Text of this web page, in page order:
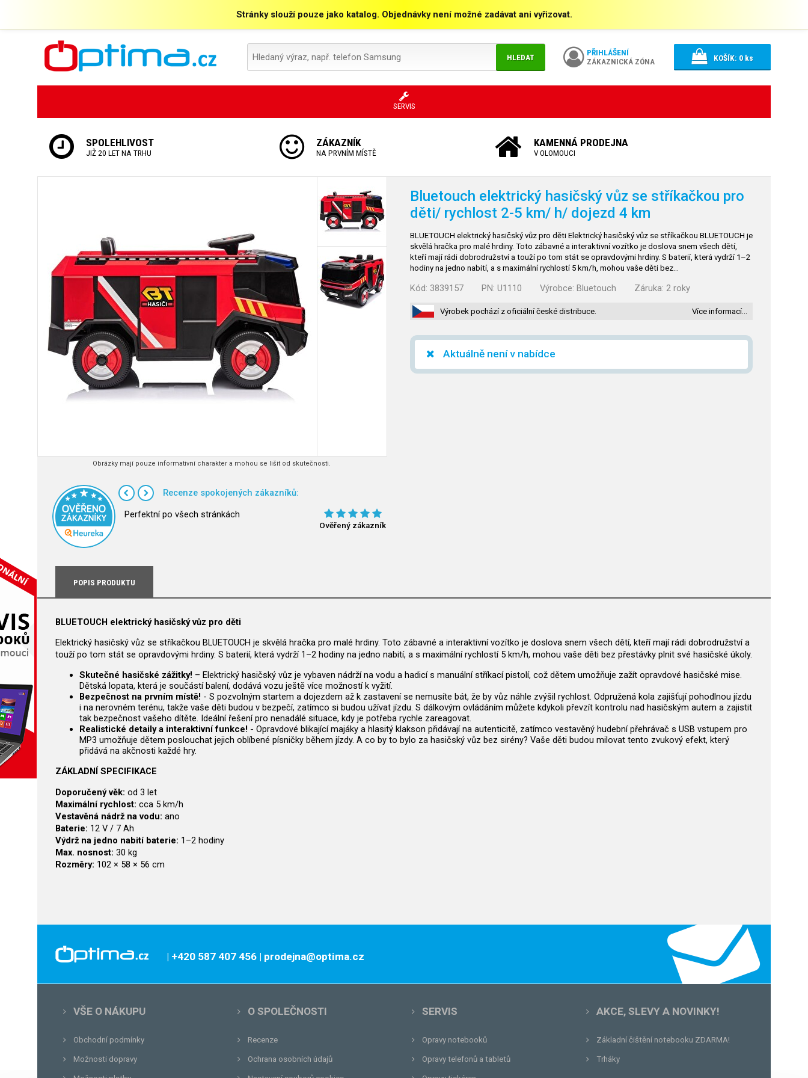
Stránky slouží pouze jako katalog. Objednávky není možné zadávat ani vyřizovat.
HLEDAT
PŘIHLÁŠENÍ
ZÁKAZNICKÁ ZÓNA
KOŠÍK: 0ks
SERVIS
SPOLEHLIVOST
JIŽ 20 LET NA TRHU
ZÁKAZNÍK
NA PRVNÍM MÍSTĚ
KAMENNÁ PRODEJNA
V OLOMOUCI
Obrázky mají pouze informativní charakter a mohou se lišit od skutečnosti.
Recenze spokojených zákazníků:
Perfektní po všech stránkách
Ověřený zákazník
Bluetouch elektrický hasičský vůz se stříkačkou pro
děti/ rychlost 2-5 km/ h/ dojezd 4 km
BLUETOUCH elektrický hasičský vůz pro děti Elektrický hasičský vůz se stříkačkou BLUETOUCH je
skvělá hračka pro malé hrdiny. Toto zábavné a interaktivní vozítko je doslova snem všech dětí,
kteří mají rádi dobrodružství a touží po tom stát se opravdovými hrdiny. S baterií, která vydrží 1–2
hodiny na jedno nabití, a s maximální rychlostí 5 km/h, mohou vaše děti bez…
Kód: 3839157 PN: U1110 Výrobce: Bluetouch Záruka: 2 roky
Výrobek pochází z oficiální české distribuce. Více informací…
Aktuálně není v nabídce
POPIS PRODUKTU
BLUETOUCH elektrický hasičský vůz pro děti
Elektrický hasičský vůz se stříkačkou BLUETOUCH je skvělá hračka pro malé hrdiny. Toto zábavné a interaktivní vozítko je doslova snem všech dětí, kteří mají rádi dobrodružství a
touží po tom stát se opravdovými hrdiny. S baterií, která vydrží 1–2 hodiny na jedno nabití, a s maximální rychlostí 5 km/h, mohou vaše děti bez přestávky plnit své hasičské úkoly.
Skutečné hasičské zážitky! – Elektrický hasičský vůz je vybaven nádrží na vodu a hadicí s manuální stříkací pistolí, což dětem umožňuje zažít opravdové hasičské mise.
Dětská lopata, která je součástí balení, dodává vozu ještě více možností k vyžití.
Bezpečnost na prvním místě! - S pozvolným startem a dojezdem až k zastavení se nemusíte bát, že by vůz náhle zvýšil rychlost. Odpružená kola zajišťují pohodlnou jízdu
i na nerovném terénu, takže vaše děti budou v bezpečí, zatímco si budou užívat jízdu. S dálkovým ovládáním můžete kdykoli převzít kontrolu nad hasičským autem a zajistit
tak bezpečnost vašeho dítěte. Ideální řešení pro nenadálé situace, kdy je potřeba rychle zareagovat.
Realistické detaily a interaktivní funkce! - Opravdové blikající majáky a hlasitý klakson přidávají na autenticitě, zatímco vestavěný hudební přehrávač s USB vstupem pro
MP3 umožňuje dětem poslouchat jejich oblíbené písničky během jízdy. A co by to bylo za hasičský vůz bez sirény? Vaše děti budou milovat tento zvukový efekt, který
přidává na akčnosti každé hry.
ZÁKLADNÍ SPECIFIKACE
Doporučený věk: od 3 let
Maximální rychlost: cca 5 km/h
Vestavěná nádrž na vodu: ano
Baterie: 12 V / 7 Ah
Výdrž na jedno nabití baterie: 1–2 hodiny
Max. nosnost: 30 kg
Rozměry: 102 × 58 × 56 cm
| +420 587 407 456 | prodejna@optima.cz
VŠE O NÁKUPU
Obchodní podmínky
Možnosti dopravy
O SPOLEČNOSTI
Recenze
Ochrana osobních údajů
SERVIS
Opravy notebooků
Opravy telefonů a tabletů
AKCE, SLEVY A NOVINKY!
Základní čištění notebooku ZDARMA!
Trháky